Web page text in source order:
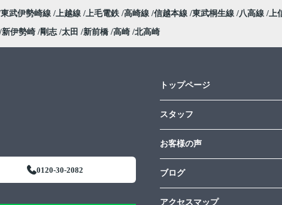
東武伊勢崎線 上越線 上毛電鉄 高崎線 信越本線 東武桐生線 八高線 上
新伊勢崎 剛志 太田 新前橋 高崎 北高崎
0120-30-2082
トップページ
スタッフ
お客様の声
ブログ
アクセスマップ